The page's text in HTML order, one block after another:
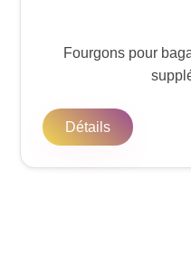
Fourgons pour
Détails